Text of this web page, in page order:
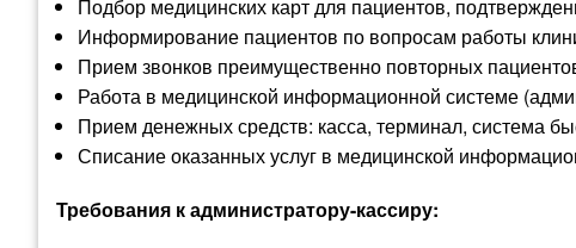
Подбор медицинских карт для пациентов,
Информирование пациентов по вопросам работы
Прием звонков преимущественно повторных
Работа в медицинской информационной системе
Прием денежных средств: касса, терминал, система
Списание оказанных услуг в медицинской
Требования к администратору-кассиру: